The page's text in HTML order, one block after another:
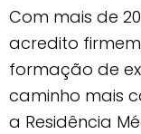
Com mais de
acredito
formação de
caminho mais
a Residência